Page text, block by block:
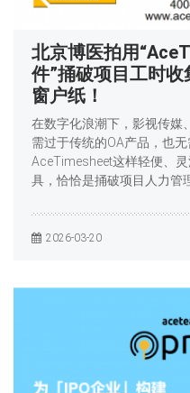
北京博医拍用
件”捅破项目工时
窗户纸！
在数字化浪潮下，影视传媒
需过于传统的OA产品，也
AceTimesheet这样轻便、
具，恰恰是捅破项目人力管
2026-03-20